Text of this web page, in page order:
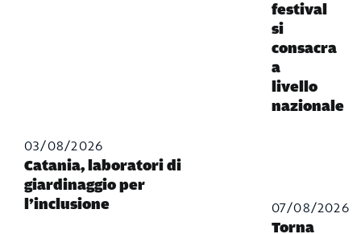
03/08/2026
Catania, laboratori di
giardinaggio per
l’inclusione
festival
si
consacra
a
livello
nazionale
07/08/2026
Torna